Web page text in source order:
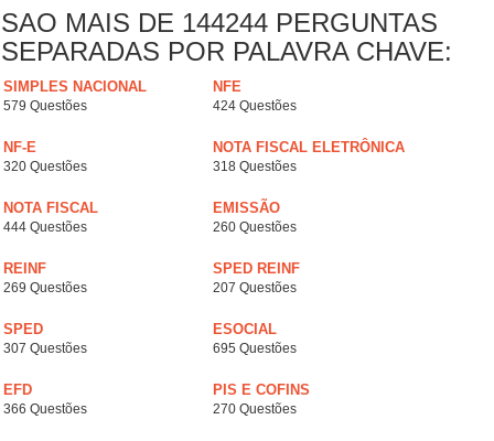
SAO MAIS DE 144244 PERGUNTAS
SEPARADAS POR PALAVRA CHAVE:
SIMPLES NACIONAL
579 Questões
NFE
424 Questões
NF-E
320 Questões
NOTA FISCAL ELETRÔNICA
318 Questões
NOTA FISCAL
444 Questões
EMISSÃO
260 Questões
REINF
269 Questões
SPED REINF
207 Questões
SPED
307 Questões
ESOCIAL
695 Questões
EFD
366 Questões
PIS E COFINS
270 Questões